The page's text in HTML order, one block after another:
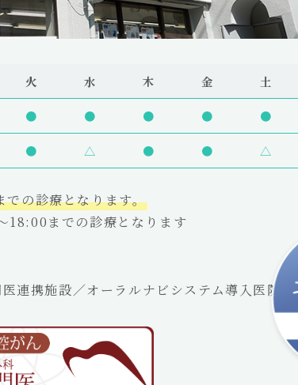
火 水 木 金 土
● ● ● ● ●
● △ ● ● △
の診療となります。
までの診療となります
連携施設／オーラルナビシステム導入医院］